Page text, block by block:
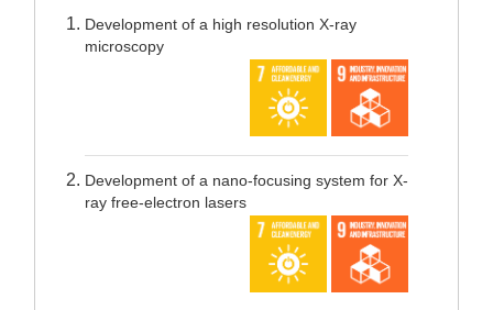
Development of a high resolution X-ray
microscopy
Development of a nano-focusing system for X-
ray free-electron lasers